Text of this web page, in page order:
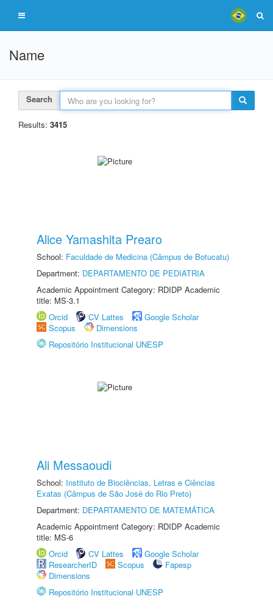
Name
Search
Results: 3415
Alice Yamashita Prearo
School: Faculdade de Medicina (Câmpus de Botucatu)
Department: DEPARTAMENTO DE PEDIATRIA
Academic Appointment Category: RDIDP Academic
title: MS-3.1
Orcid
CV Lattes
Google Scholar
Scopus
Dimensions
Repositório Institucional UNESP
Ali Messaoudi
School: Instituto de Biociências, Letras e Ciências
Exatas (Câmpus de São José do Rio Preto)
Department: DEPARTAMENTO DE MATEMÁTICA
Academic Appointment Category: RDIDP Academic
title: MS-6
Orcid
CV Lattes
Google Scholar
ResearcherID
Scopus
Fapesp
Dimensions
Repositório Institucional UNESP